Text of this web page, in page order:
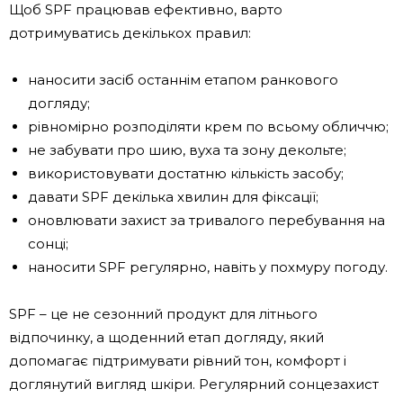
Щоб SPF працював ефективно, варто
дотримуватись декількох правил:
наносити засіб останнім етапом ранкового
догляду;
рівномірно розподіляти крем по всьому обличчю;
не забувати про шию, вуха та зону декольте;
використовувати достатню кількість засобу;
давати SPF декілька хвилин для фіксації;
оновлювати захист за тривалого перебування на
сонці;
наносити SPF регулярно, навіть у похмуру погоду.
SPF – це не сезонний продукт для літнього
відпочинку, а щоденний етап догляду, який
допомагає підтримувати рівний тон, комфорт і
доглянутий вигляд шкіри. Регулярний сонцезахист